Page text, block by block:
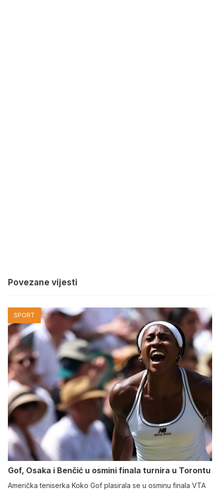
Povezane vijesti
SPORT
Gof, Osaka i Benčić u osmini finala turnira u Torontu
Američka teniserka Koko Gof plasirala se u osminu finala VTA